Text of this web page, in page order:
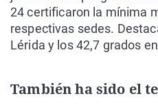
24 certificaron la mínima
respectivas sedes.
Lérida y los 42,7 grados
También ha sido el